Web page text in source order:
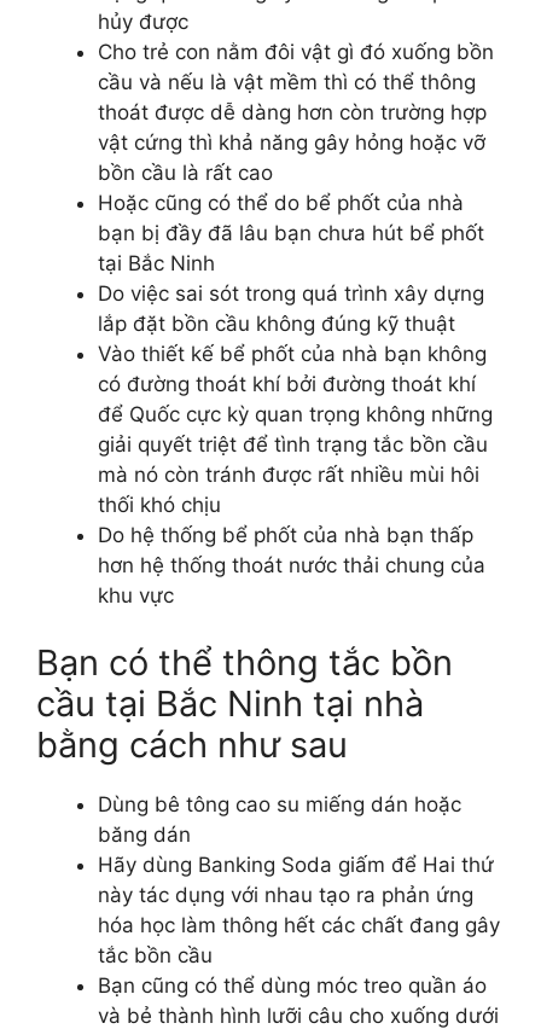
hủy được
Cho trẻ con nằm đôi vật gì đó xuống bồn
cầu và nếu là vật mềm thì có thể thông
thoát được dễ dàng hơn còn trường hợp
vật cứng thì khả năng gây hỏng hoặc vỡ
bồn cầu là rất cao
Hoặc cũng có thể do bể phốt của nhà
bạn bị đầy đã lâu bạn chưa hút bể phốt
tại Bắc Ninh
Do việc sai sót trong quá trình xây dựng
lắp đặt bồn cầu không đúng kỹ thuật
Vào thiết kế bể phốt của nhà bạn không
có đường thoát khí bởi đường thoát khí
để Quốc cực kỳ quan trọng không những
giải quyết triệt để tình trạng tắc bồn cầu
mà nó còn tránh được rất nhiều mùi hôi
thối khó chịu
Do hệ thống bể phốt của nhà bạn thấp
hơn hệ thống thoát nước thải chung của
khu vực
Bạn có thể thông tắc bồn
cầu tại Bắc Ninh tại nhà
bằng cách như sau
Dùng bê tông cao su miếng dán hoặc
băng dán
Hãy dùng Banking Soda giấm để Hai thứ
này tác dụng với nhau tạo ra phản ứng
hóa học làm thông hết các chất đang gây
tắc bồn cầu
Bạn cũng có thể dùng móc treo quần áo
và bẻ thành hình lưỡi câu cho xuống dưới